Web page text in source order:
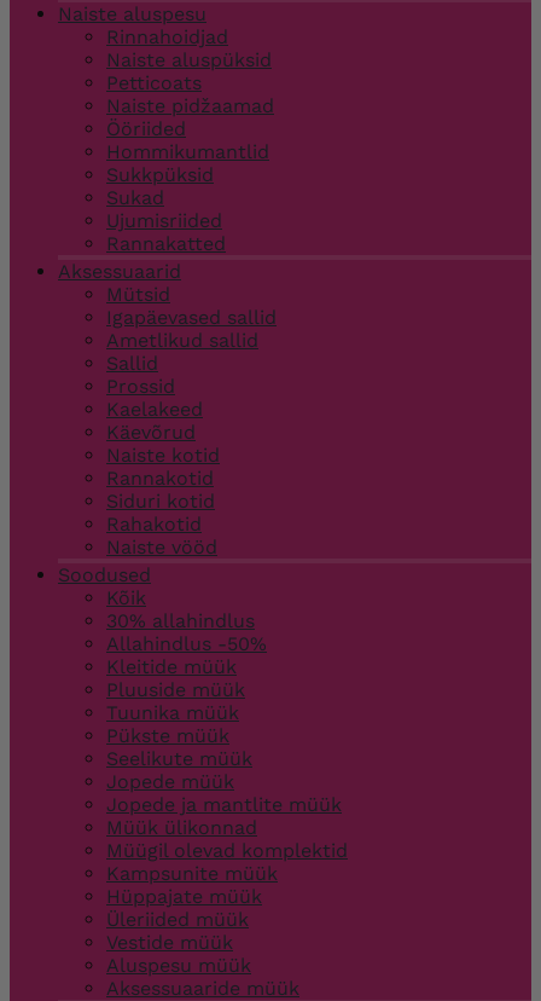
Naiste aluspesu
Rinnahoidjad
Naiste aluspüksid
Petticoats
Naiste pidžaamad
Ööriided
Hommikumantlid
Sukkpüksid
Sukad
Ujumisriided
Rannakatted
Aksessuaarid
Mütsid
Igapäevased sallid
Ametlikud sallid
Sallid
Prossid
Kaelakeed
Käevõrud
Naiste kotid
Rannakotid
Siduri kotid
Rahakotid
Naiste vööd
Soodused
Kõik
30% allahindlus
Allahindlus -50%
Kleitide müük
Pluuside müük
Tuunika müük
Pükste müük
Seelikute müük
Jopede müük
Jopede ja mantlite müük
Müük ülikonnad
Müügil olevad komplektid
Kampsunite müük
Hüppajate müük
Üleriided müük
Vestide müük
Aluspesu müük
Aksessuaaride müük